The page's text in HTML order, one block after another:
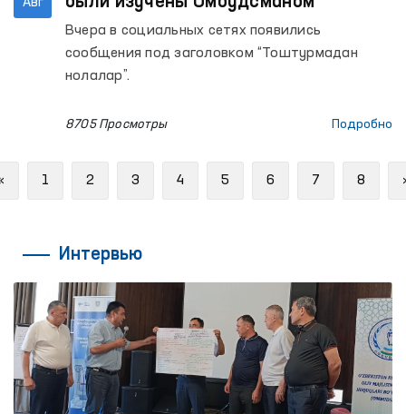
Авг
Вчера в социальных сетях появились
сообщения под заголовком “Тоштурмадан
нолалар”.
8705 Просмотры Подробно
Previous
1 2 3 4 5 6 7 8
Интервью